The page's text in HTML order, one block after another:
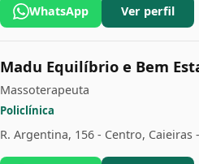
WhatsApp Ver perfil
Madu Equilíbrio e Bem
Massoterapeuta
Policlínica
R. Argentina, 156 - Centro, Caieiras